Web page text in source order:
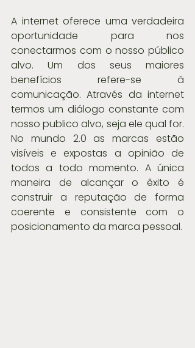
A internet oferece uma verdadeira
oportunidade para nos
conectarmos com o nosso público
alvo. Um dos seus maiores
benefícios refere-se à
comunicação. Através da internet
termos um diálogo constante com
nosso publico alvo, seja ele qual for.
No mundo 2.0 as marcas estão
visíveis e expostas a opinião de
todos a todo momento. A única
maneira de alcançar o êxito é
construir a reputação de forma
coerente e consistente com o
posicionamento da marca pessoal.